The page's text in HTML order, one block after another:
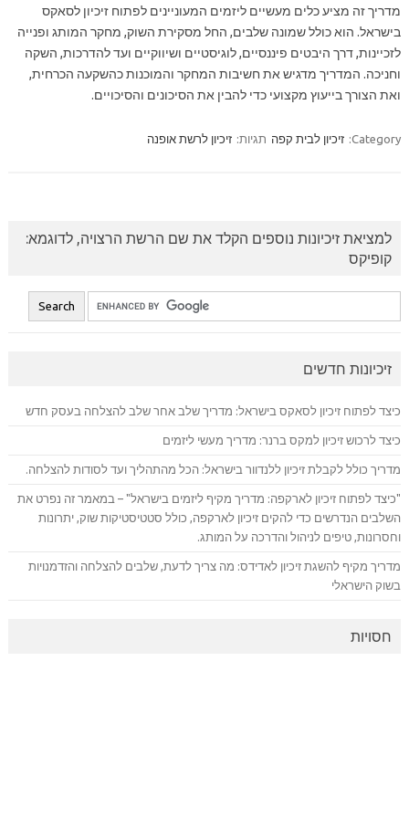
מדריך זה מציע כלים מעשיים ליזמים המעוניינים לפתוח זיכיון לסאקס
בישראל. הוא כולל שמונה שלבים, החל מסקירת השוק, מחקר המותג ופנייה
לזכיינות, דרך היבטים פיננסיים, לוגיסטיים ושיווקיים ועד להדרכות, השקה
וחניכה. המדריך מדגיש את חשיבות המחקר והמוכנות כהשקעה הכרחית,
ואת הצורך בייעוץ מקצועי כדי להבין את הסיכונים והסיכויים.
Category: זיכיון לבית קפה תגיות: זיכיון לרשת אופנה
למציאת זיכיונות נוספים הקלד את שם הרשת הרצויה, לדוגמא:
קופיקס
זיכיונות חדשים
כיצד לפתוח זיכיון לסאקס בישראל: מדריך שלב אחר שלב להצלחה בעסק חדש
כיצד לרכוש זיכיון למקס ברנר: מדריך מעשי ליזמים
מדריך כולל לקבלת זיכיון ללנדוור בישראל: הכל מהתהליך ועד לסודות להצלחה.
"כיצד לפתוח זיכיון לארקפה: מדריך מקיף ליזמים בישראל" – במאמר זה נפרט את
השלבים הנדרשים כדי להקים זיכיון לארקפה, כולל סטטיסטיקות שוק, יתרונות
וחסרונות, טיפים לניהול והדרכה על המותג.
מדריך מקיף להשגת זיכיון לאדידס: מה צריך לדעת, שלבים להצלחה והזדמנויות
בשוק הישראלי
חסויות